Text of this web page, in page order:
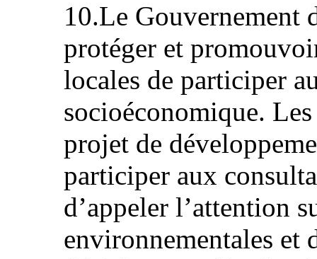
10.Le Gouvernement
protéger et
locales de participer
socioéconomique.
projet de
participer aux
d’appeler l’attention
environnementales et